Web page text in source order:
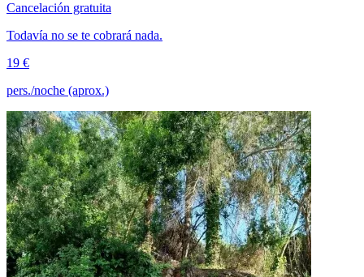
Cancelación gratuita
Todavía no se te cobrará nada.
19 €
pers./noche (aprox.)